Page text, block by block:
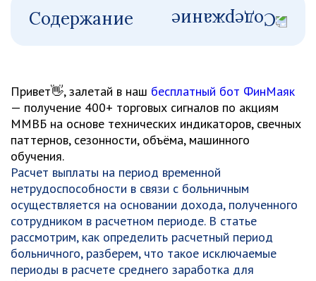
Содержание
Привет👋, залетай в наш бесплатный бот ФинМаяк
— получение 400+ торговых сигналов по акциям
ММВБ на основе технических индикаторов, свечных
паттернов, сезонности, объёма, машинного
обучения.
Расчет выплаты на период временной
нетрудоспособности в связи с больничным
осуществляется на основании дохода, полученного
сотрудником в расчетном периоде. В статье
рассмотрим, как определить расчетный период
больничного, разберем, что такое исключаемые
периоды в расчете среднего заработка для